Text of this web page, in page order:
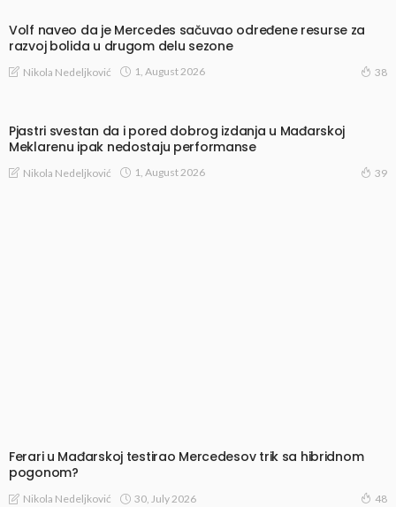
Volf naveo da je Mercedes sačuvao određene resurse za
razvoj bolida u drugom delu sezone
Nikola Nedeljković 1, August 2026 38
Pjastri svestan da i pored dobrog izdanja u Mađarskoj
Meklarenu ipak nedostaju performanse
Nikola Nedeljković 1, August 2026 39
Ferari u Mađarskoj testirao Mercedesov trik sa hibridnom
pogonom?
Nikola Nedeljković 30, July 2026 48